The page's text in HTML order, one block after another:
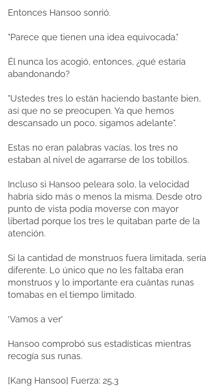
Entonces Hansoo sonrió.
"Parece que tienen una idea equivocada."
Él nunca los acogió, entonces, ¿qué estaría
abandonando?
"Ustedes tres lo están haciendo bastante bien,
así que no se preocupen. Ya que hemos
descansado un poco, sigamos adelante".
Estas no eran palabras vacías, los tres no
estaban al nivel de agarrarse de los tobillos.
Incluso si Hansoo peleara solo, la velocidad
habría sido más o menos la misma. Desde otro
punto de vista podía moverse con mayor
libertad porque los tres le quitaban parte de la
atención.
Si la cantidad de monstruos fuera limitada, sería
diferente. Lo único que no les faltaba eran
monstruos y lo importante era cuántas runas
tomabas en el tiempo limitado.
'Vamos a ver'
Hansoo comprobó sus estadísticas mientras
recogía sus runas.
[Kang Hansoo] Fuerza: 25,3